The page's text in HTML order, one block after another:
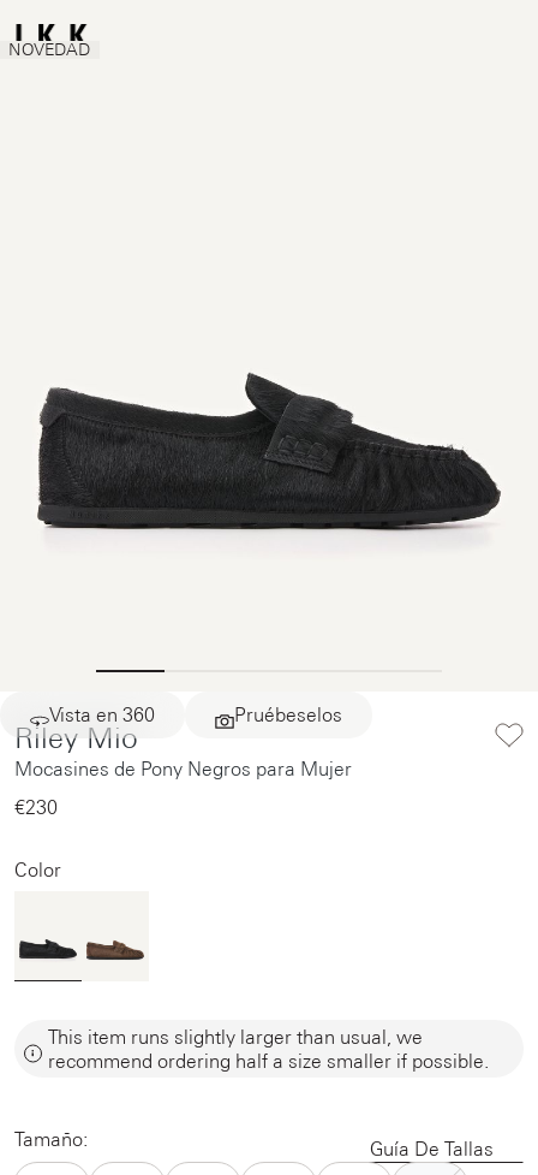
Vista en 360 Pruébeselos
NOVEDAD
Riley Mio
Mocasines de Pony Negros para Mujer
€230‌
Color
This item runs slightly larger than usual, we
recommend ordering half a size smaller if possible.
Tamaño: Guía De Tallas